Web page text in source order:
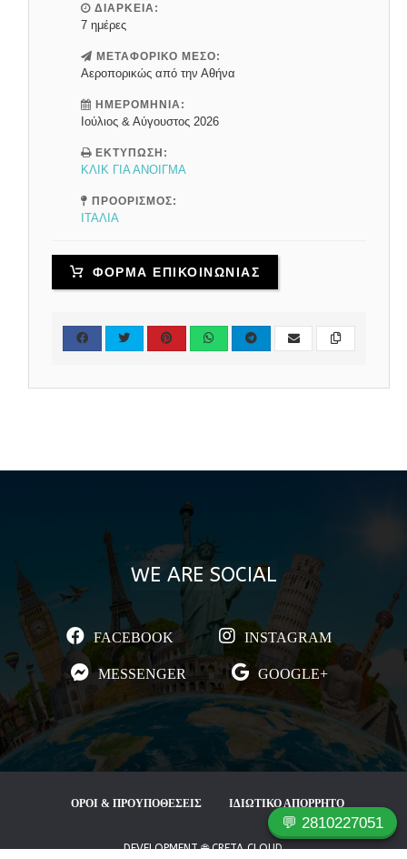
ΔΙΑΡΚΕΙΑ:
7 ημέρες
ΜΕΤΑΦΟΡΙΚΟ ΜΕΣΟ:
Αεροπορικώς από την Αθήνα
ΗΜΕΡΟΜΗΝΙΑ:
Ιούλιος & Αύγουστος 2026
ΕΚΤΥΠΩΣΗ:
ΚΛΙΚ ΓΙΑ ΑΝΟΙΓΜΑ
ΠΡΟΟΡΙΣΜΟΣ:
ΙΤΑΛΙΑ
ΦΟΡΜΑ ΕΠΙΚΟΙΝΩΝΙΑΣ
WE ARE SOCIAL
FACEBOOK INSTAGRAM
MESSENGER GOOGLE+
ΟΡΟΙ & ΠΡΟΥΠΟΘΕΣΕΙΣ ΙΔΙΩΤΙΚΟ ΑΠΟΡΡΗΤΟ
DEVELOPMENT 🌐 CRETA CLOUD
💬 2810227051